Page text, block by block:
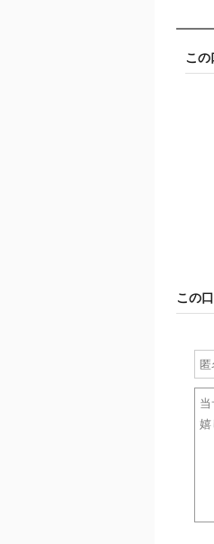
この
この